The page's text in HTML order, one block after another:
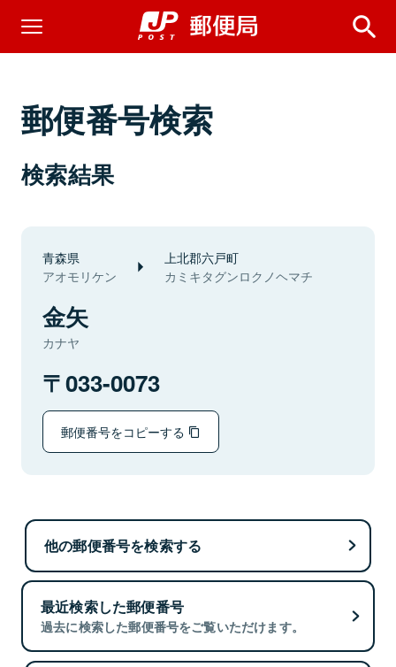
郵便番号検索
検索結果
青森県
アオモリケン
上北郡六戸町
カミキタグンロクノヘマチ
金矢
カナヤ
033-0073
郵便番号をコピーする
他の郵便番号を検索する
最近検索した郵便番号
過去に検索した郵便番号をご覧いただけます。